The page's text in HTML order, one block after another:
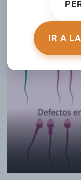
IR A
ESCRITO POR